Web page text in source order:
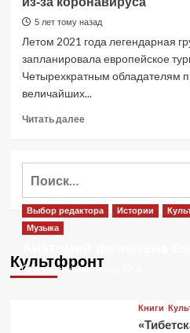
5 лет тому назад
Летом 2021 года легендарная
запланировала европейское
Четырехкратным обладателям
величайших...
Читать далееПрочитать
Концерт
в
Москве
за
Культфронт
Выбор редактора Истории
Музыка
2 месяца тому назад
Книги